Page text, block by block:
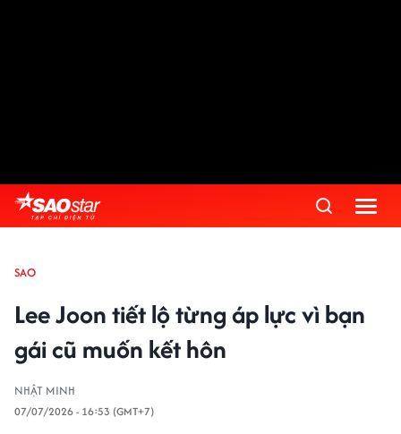
SAO
Lee Joon tiết lộ từng áp lực vì bạn
gái cũ muốn kết hôn
NHẬT MINH
07/07/2026 - 16:53 (GMT+7)